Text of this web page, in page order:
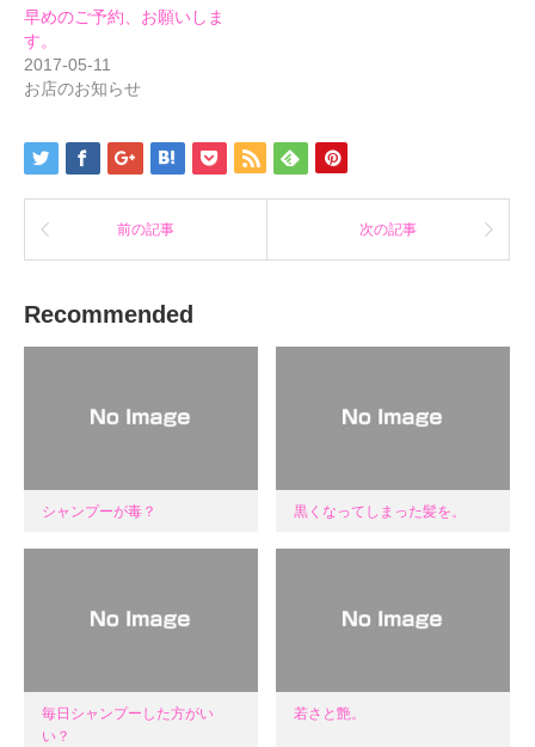
ド
ウ
開
き
ま
す)
さ
い
し
い
ウ
ィ
ウ
開
ま
ド
ウ
早めのご予約、お願いしま
す。
2017-05-11
お店のお知らせ
前の記事 次の記事
Recommended
シャンプーが毒？ 黒くなってしまった髪を。
毎日シャンプーした方がい
い？
若さと艶。